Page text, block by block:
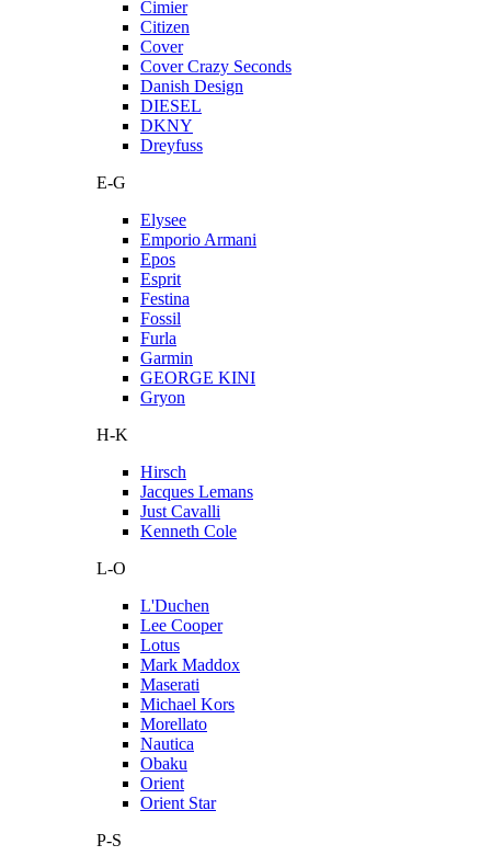
Cimier
Citizen
Cover
Cover Crazy Seconds
Danish Design
DIESEL
DKNY
Dreyfuss
E-G
Elysee
Emporio Armani
Epos
Esprit
Festina
Fossil
Furla
Garmin
GEORGE KINI
Gryon
H-K
Hirsch
Jacques Lemans
Just Cavalli
Kenneth Cole
L-O
L'Duchen
Lee Cooper
Lotus
Mark Maddox
Maserati
Michael Kors
Morellato
Nautica
Obaku
Orient
Orient Star
P-S